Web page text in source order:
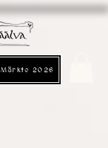
Märkte 2026